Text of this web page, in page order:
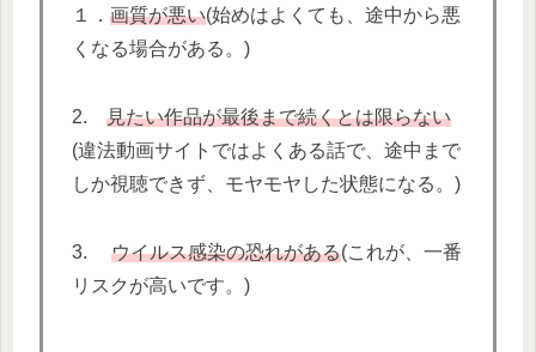
１． 画質が悪い(始めはよくても、途中から悪
くなる場合がある。)
2. 見たい作品が最後まで続くとは限らない
(違法動画サイトではよくある話で、途中まで
しか視聴できず、モヤモヤした状態になる。)
3. ウイルス感染の恐れがある(これが、一番
リスクが高いです。)